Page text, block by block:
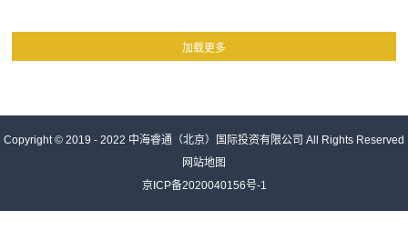
Copyright © 2019 - 2022 中海睿通（北京）国际投资有限公司 All Rights Reserved
网站地图
京ICP备2020040156号-1